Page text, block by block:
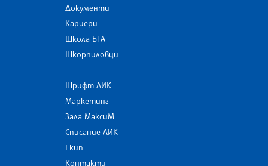
Документи
Кариери
Школа БТА
Шкорпиловци
Шрифт ЛИК
Маркетинг
Зала МаксиМ
Списание ЛИК
Екип
Контакти